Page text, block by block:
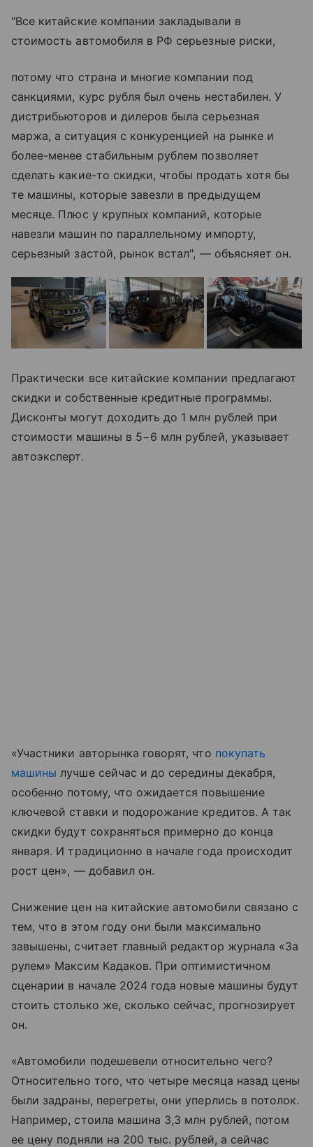
"Все китайские компании закладывали в
стоимость автомобиля в РФ серьезные риски,
потому что страна и многие компании под
санкциями, курс рубля был очень нестабилен. У
дистрибьюторов и дилеров была серьезная
маржа, а ситуация с конкуренцией на рынке и
более-менее стабильным рублем позволяет
сделать какие-то скидки, чтобы продать хотя бы
те машины, которые завезли в предыдущем
месяце. Плюс у крупных компаний, которые
навезли машин по параллельному импорту,
серьезный застой, рынок встал", — объясняет он.
Практически все китайские компании предлагают
скидки и собственные кредитные программы.
Дисконты могут доходить до 1 млн рублей при
стоимости машины в 5−6 млн рублей, указывает
автоэксперт.
«Участники авторынка говорят, что покупать
машины лучше сейчас и до середины декабря,
особенно потому, что ожидается повышение
ключевой ставки и подорожание кредитов. А так
скидки будут сохраняться примерно до конца
января. И традиционно в начале года происходит
рост цен», — добавил он.
Снижение цен на китайские автомобили связано с
тем, что в этом году они были максимально
завышены, считает главный редактор журнала «За
рулем» Максим Кадаков. При оптимистичном
сценарии в начале 2024 года новые машины будут
стоить столько же, сколько сейчас, прогнозирует
он.
«Автомобили подешевели относительно чего?
Относительно того, что четыре месяца назад цены
были задраны, перегреты, они уперлись в потолок.
Например, стоила машина 3,3 млн рублей, потом
ее цену подняли на 200 тыс. рублей, а сейчас